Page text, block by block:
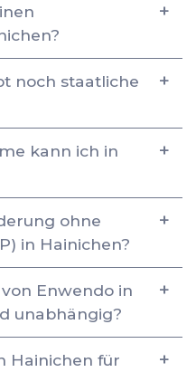
noch staatliche
kann ich in
ohne
in Hainichen?
Enwendo in
unabhängig?
Hainichen für